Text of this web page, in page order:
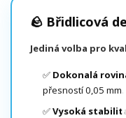
🪨 Břidlicová
Jediná volba pro
✅ Dokonalá
přesností 0,05 mm.
✅Vysoká